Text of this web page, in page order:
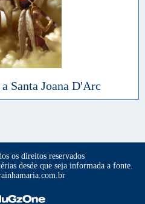
Santa Joana D'Arc
os direitos reservados
desde que seja informada a fonte.